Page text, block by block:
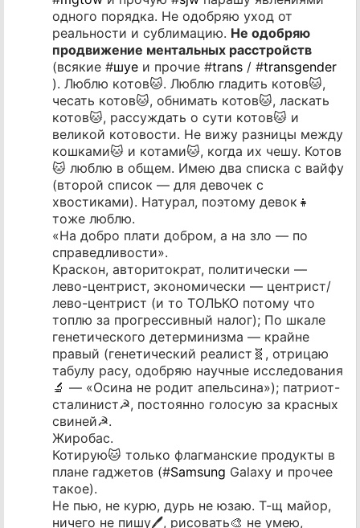
одного порядка. Не одобряю уход от
реальности и сублимацию. Не одобряю
продвижение ментальных расстройств
(всякие #шуе и прочие #trans / #transgender
). Люблю котов🐱. Люблю гладить котов🐱,
чесать котов🐱, обнимать котов🐱, ласкать
котов🐱, рассуждать о сути котов🐱 и
великой котовости. Не вижу разницы между
кошками🐱 и котами🐱, когда их чешу. Котов
🐱 люблю в общем. Имею два списка с вайфу
(второй список — для девочек с
хвостиками). Натурал, поэтому девок👧
тоже люблю.
«На добро плати добром, а на зло — по
справедливости».
Краскон, авторитократ, политически —
лево-центрист, экономически — центрист/
лево-центрист (и то ТОЛЬКО потому что
топлю за прогрессивный налог); По шкале
генетического детерминизма — крайне
правый (генетический реалист🧬, отрицаю
табулу расу, одобряю научные исследования
🔬 — «Осина не родит апельсина»); патриот-
сталинист☭, постоянно голосую за красных
свиней☭.
Жиробас.
Котирую🐱 только флагманские продукты в
плане гаджетов (#Samsung Galaxy и прочее
такое).
Не пью, не курю, дурь не юзаю. Т-щ майор,
ничего не пишу🖊️, рисовать🎨 не умею,